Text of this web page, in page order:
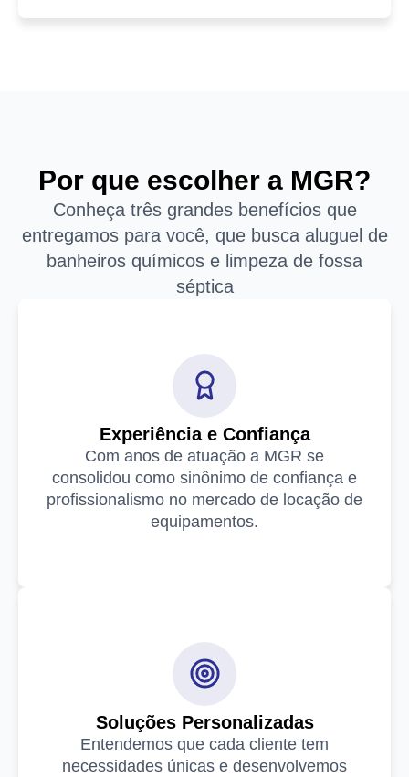
Por que escolher a MGR?
Conheça três grandes benefícios que
entregamos para você, que busca aluguel de
banheiros químicos e limpeza de fossa
séptica
Experiência e Confiança
Com anos de atuação a MGR se
consolidou como sinônimo de confiança e
profissionalismo no mercado de locação de
equipamentos.
Soluções Personalizadas
Entendemos que cada cliente tem
necessidades únicas e desenvolvemos